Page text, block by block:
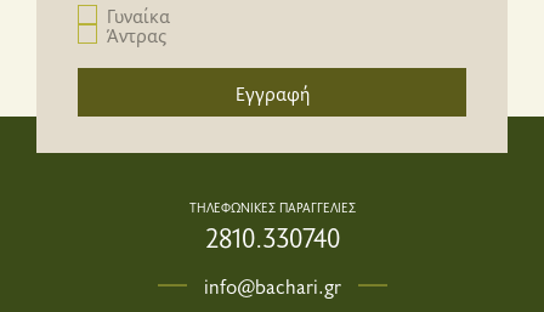
Γυναίκα
Άντρας
Εγγραφή
ΤΗΛΕΦΩΝΙΚΕΣ ΠΑΡΑΓΓΕΛΙΕΣ
2810.330740
info@bachari.gr